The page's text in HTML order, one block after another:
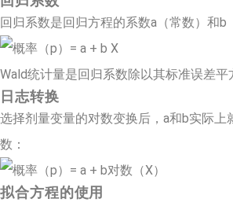
回归系数是回归方程的系数a（常数）和b
Wald统计量是回归系数除以其标准误差平
日志转换
选择剂量变量的对数变换后，a和b实际上
数：
拟合方程的使用